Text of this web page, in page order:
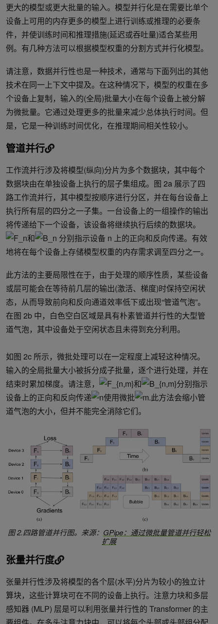
更大的模型或更大批量的输入。模型并行化是在需要比单个
设备上可用的内存更多的模型上进行训练或推理的必要条
件，并使训练时间和推理措施(延迟或吞吐量)适合某些用
例。有几种方法可以根据模型权重的分割方式并行化模型。
请注意，数据并行性也是一种技术，通常与下面列出的其他
技术在同一上下文中提及。在这种情况下，模型的权重在多
个设备上复制，输入的(全局)批量大小在每个设备上被分解
为微批量。它通过处理更多的批量来减少总体执行时间。但
是，它是一种训练时间优化，在推理期间相关性较小。
管道并行
工作流并行涉及将模型(纵向)分片为多个数据块，其中每个
数据块由在单独设备上执行的层子集组成。图 2a 展示了四
路工作流并行，其中模型按顺序进行分区，并在每台设备上
执行所有层的四分之一子集。一台设备上的一组操作的输出
将传递给下一个设备，该设备将继续执行后续的数据块。
和
分别指示设备 n 上的正向和反向传递。有效
地将在每个设备上存储模型权重的内存需求调至四分之一。
此方法的主要局限性在于，由于处理的顺序性质，某些设备
或层可能会在等待前几层的输出(激活、梯度)时保持空闲状
态，从而导致前向和反向通道效率低下或出现“管道气泡”。
在图 2b 中，白色空白区域是具有朴素管道并行性的大型管
道气泡，其中设备处于空闲状态且未得到充分利用。
如图 2c 所示，微批处理可以在一定程度上减轻这种情况。
输入的全局批量大小被拆分成子批量，逐个进行处理，并在
结束时累加梯度。请注意，
和
分别指示
设备上的正向和反向传递
使用微批
.此方法会缩小管
道气泡的大小，但并不能完全消除它们。
图 2.四路管道并行图。来源： GPipe：通过微批量管道并行轻松
扩展
张量并行度
张量并行性涉及将模型的各个层(水平)分片为较小的独立计
算块，这些计算块可在不同的设备上执行。注意力块和多层
感知器 (MLP) 层是可以利用张量并行性的 Transformer 的主